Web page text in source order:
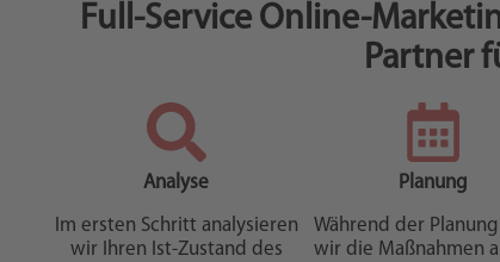
Full-Service Online-
Partner
Analyse
Im ersten Schritt analysieren
wir Ihren Ist-Zustand des
Planung
Während der
wir die Maßnahmen